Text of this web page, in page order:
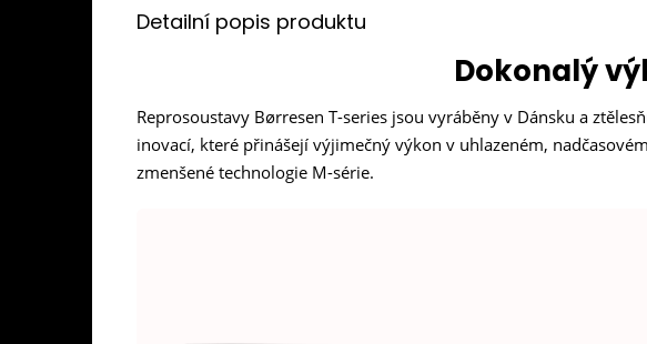
Detailní popis produktu
Dokonalý
Reprosoustavy Børresen T-series jsou vyráběny v Dánsku a
inovací, které přinášejí výjimečný výkon v uhlazeném,
zmenšené technologie M-série.